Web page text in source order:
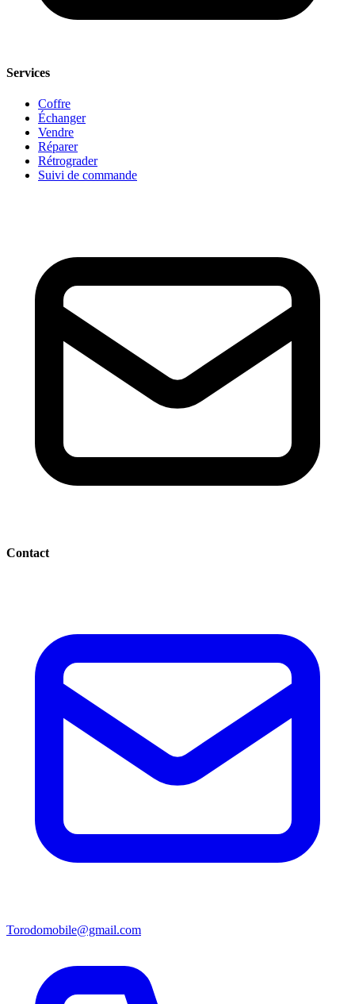
Services
Coffre
Échanger
Vendre
Réparer
Rétrograder
Suivi de commande
Contact
Torodomobile@gmail.com